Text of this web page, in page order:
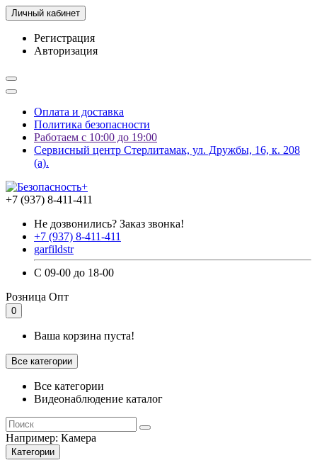
Личный кабинет
Регистрация
Авторизация
Оплата и доставка
Политика безопасности
Работаем с 10:00 до 19:00
Сервисный центр Стерлитамак, ул. Дружбы, 16, к. 208
(а).
+7 (937) 8-411-411
Не дозвонились? Заказ звонка!
+7 (937) 8-411-411
garfildstr
С 09-00 до 18-00
Розница Опт
0
Ваша корзина пуста!
Все категории
Все категории
Видеонаблюдение каталог
Например: Камера
Категории